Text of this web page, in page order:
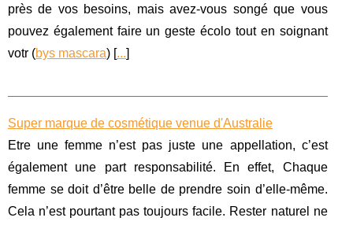
près de vos besoins, mais avez-vous songé que vous
pouvez également faire un geste écolo tout en soignant
votr (bys mascara) [...]
Super marque de cosmétique venue d'Australie
Etre une femme n’est pas juste une appellation, c’est
également une part responsabilité. En effet, Chaque
femme se doit d’être belle de prendre soin d’elle-même.
Cela n’est pourtant pas toujours facile. Rester naturel ne